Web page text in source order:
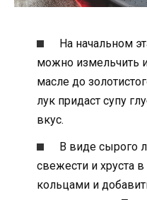
На начальном
можно измельчить
масле до
лук придаст супу
вкус.
В виде сырого
свежести и хруста
кольцами и